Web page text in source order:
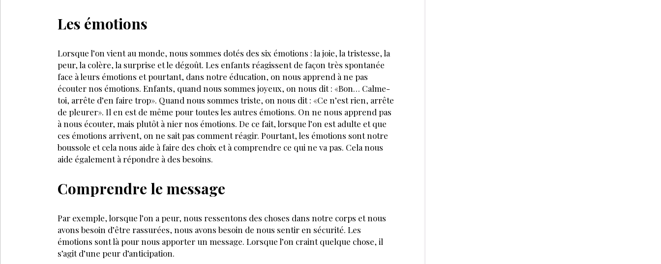
Les émotions
Lorsque l’on vient au monde, nous sommes dotés des six émotions : la joie, la tristesse, la
peur, la colère, la surprise et le dégoût. Les enfants réagissent de façon très spontanée
face à leurs émotions et pourtant, dans notre éducation, on nous apprend à ne pas
écouter nos émotions. Enfants, quand nous sommes joyeux, on nous dit : «Bon… Calme-
toi, arrête d’en faire trop». Quand nous sommes triste, on nous dit : «Ce n’est rien, arrête
de pleurer». Il en est de même pour toutes les autres émotions. On ne nous apprend pas
à nous écouter, mais plutôt à nier nos émotions. De ce fait, lorsque l’on est adulte et que
ces émotions arrivent, on ne sait pas comment réagir. Pourtant, les émotions sont notre
boussole et cela nous aide à faire des choix et à comprendre ce qui ne va pas. Cela nous
aide également à répondre à des besoins.
Comprendre le message
Par exemple, lorsque l’on a peur, nous ressentons des choses dans notre corps et nous
avons besoin d’être rassurées, nous avons besoin de nous sentir en sécurité. Les
émotions sont là pour nous apporter un message. Lorsque l’on craint quelque chose, il
s’agit d’une peur d’anticipation.